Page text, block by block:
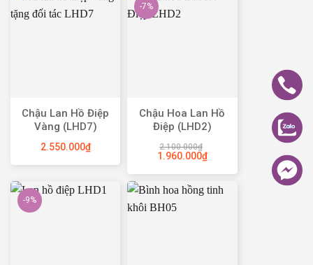
Chậu Lan Hồ Điệp
Vàng (LHD7)
2.550.000₫
-7%
Chậu Hoa Lan Hồ
Điệp (LHD2)
2.100.000₫
1.960.000₫
-9%